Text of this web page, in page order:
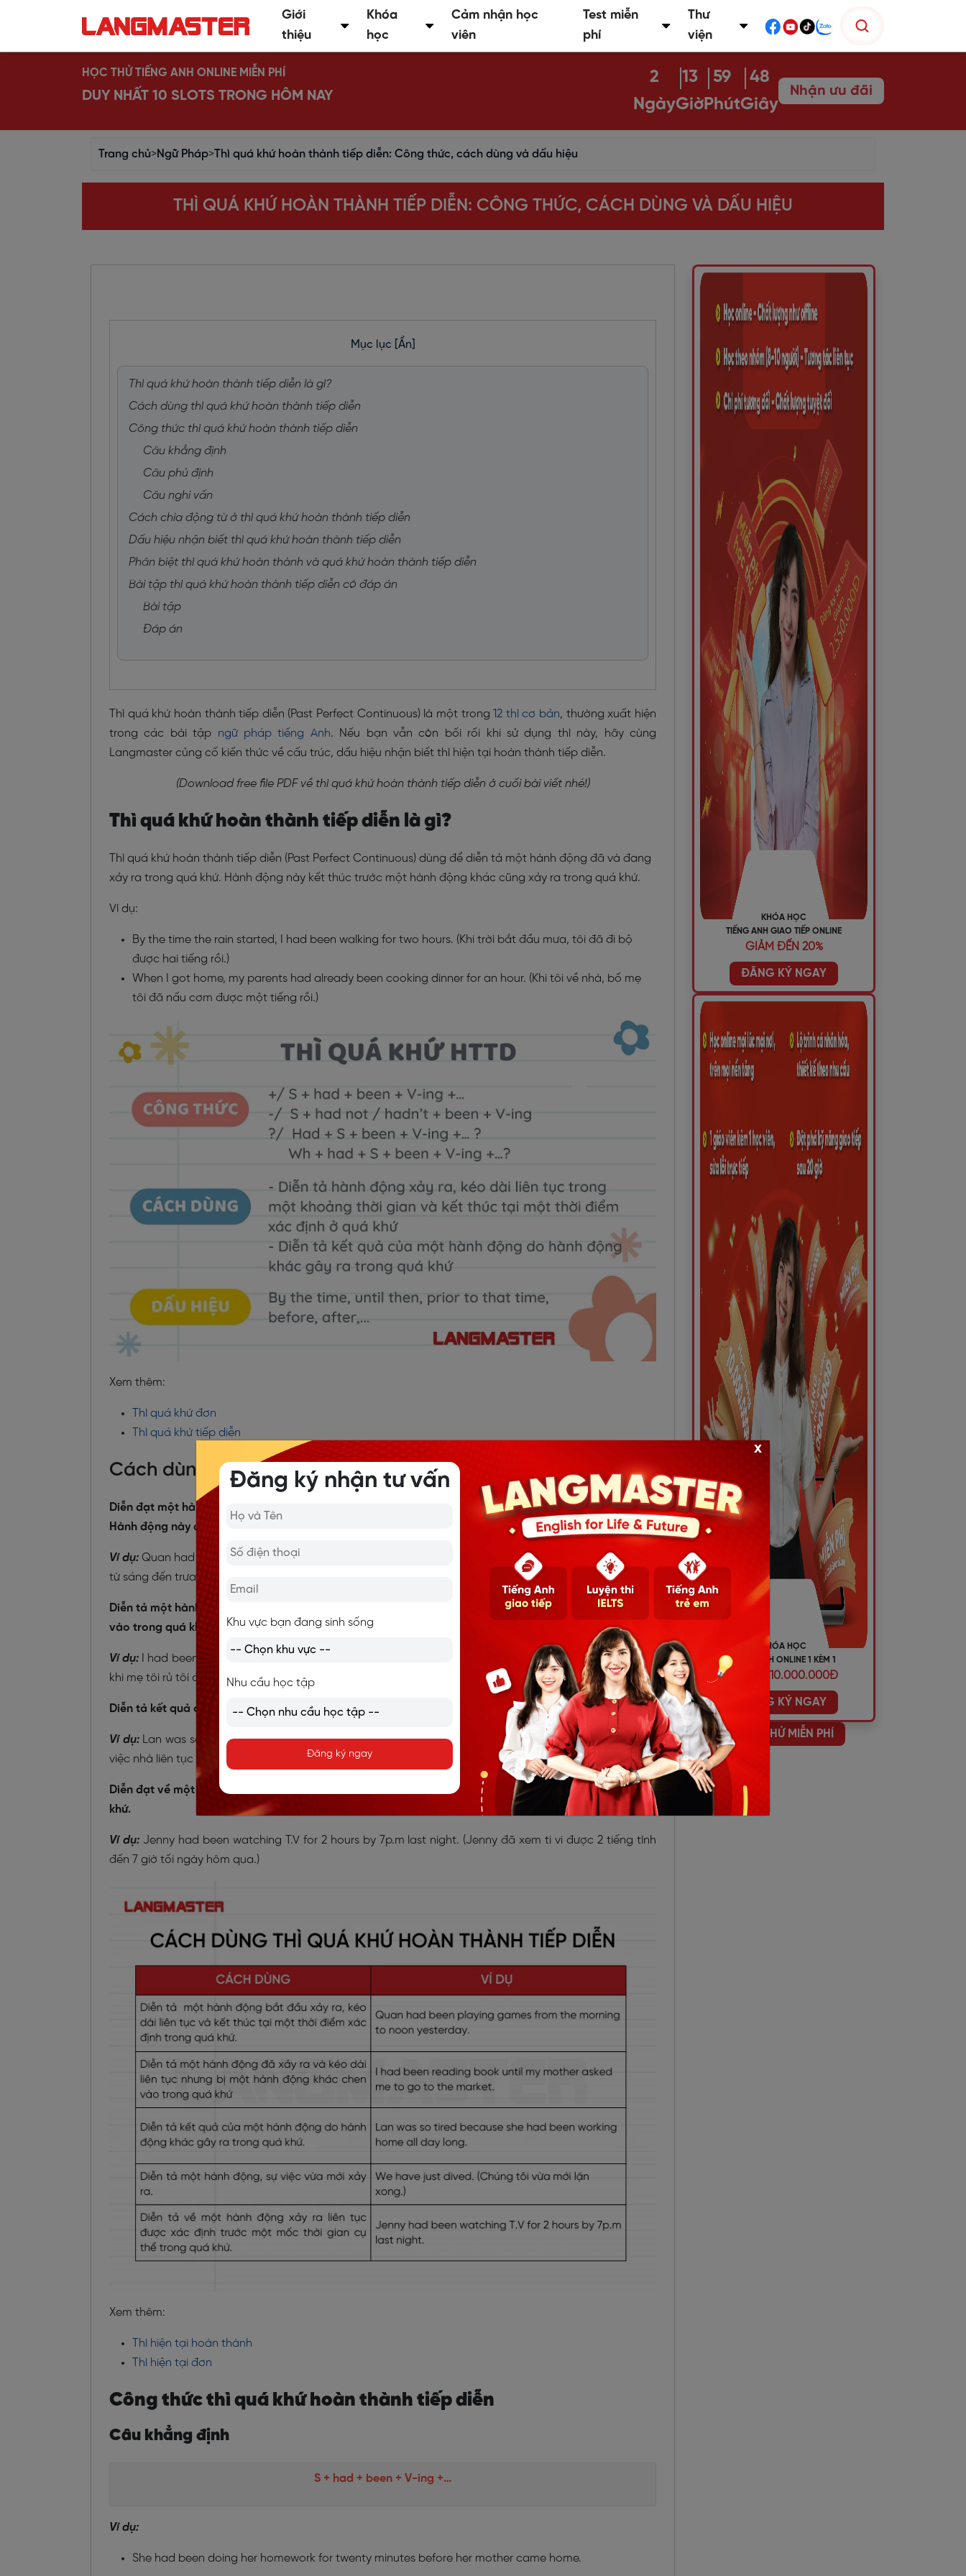
Giới
thiệu
Khóa
học
Cảm nhận học
viên
Test miễn
phí
Thư
viện
HỌC THỬ TIẾNG ANH ONLINE MIỄN PHÍ
DUY NHẤT 10 SLOTS TRONG HÔM NAY
2
Ngày
13
Giờ
59
Phút
47
Giây
Nhận ưu đãi
Trang chủ>Ngữ Pháp>Thì quá khứ hoàn thành tiếp diễn: Công thức, cách dùng và dấu hiệu
THÌ QUÁ KHỨ HOÀN THÀNH TIẾP DIỄN: CÔNG THỨC, CÁCH DÙNG VÀ DẤU HIỆU
Mục lục [Ẩn]
Thì quá khứ hoàn thành tiếp diễn là gì?
Cách dùng thì quá khứ hoàn thành tiếp diễn
Công thức thì quá khứ hoàn thành tiếp diễn
Câu khẳng định
Câu phủ định
Câu nghi vấn
Cách chia động từ ở thì quá khứ hoàn thành tiếp diễn
Dấu hiệu nhận biết thì quá khứ hoàn thành tiếp diễn
Phân biệt thì quá khứ hoàn thành và quá khứ hoàn thành tiếp diễn
Bài tập thì quá khứ hoàn thành tiếp diễn có đáp án
Bài tập
Đáp án
Thì quá khứ hoàn thành tiếp diễn (Past Perfect Continuous) là một trong12 thì cơ bản, thường xuất hiện
trong các bài tập ngữ pháp tiếng Anh. Nếu bạn vẫn còn bối rối khi sử dụng thì này, hãy cùng
Langmaster củng cố kiến thức về cấu trúc, dấu hiệu nhận biết thì hiện tại hoàn thành tiếp diễn.
(Download free file PDF về thì quá khứ hoàn thành tiếp diễn ở cuối bài viết nhé!)
Thì quá khứ hoàn thành tiếp diễn là gì?
Thì quá khứ hoàn thành tiếp diễn (Past Perfect Continuous) dùng để diễn tả một hành động đã và đang
xảy ra trong quá khứ. Hành động này kết thúc trước một hành động khác cũng xảy ra trong quá khứ.
Ví dụ:
By the time the rain started, I had been walking for two hours. (Khi trời bắt đầu mưa, tôi đã đi bộ
được hai tiếng rồi.)
When I got home, my parents had already been cooking dinner for an hour. (Khi tôi về nhà, bố mẹ
tôi đã nấu cơm được một tiếng rồi.)
Xem thêm:
Thì quá khứ đơn
Thì quá khứ tiếp diễn
Cách dùng thì quá khứ hoàn thành tiếp diễn
Diễn đạt một hành động bắt đầu xảy ra và kéo dài liên tục trong một khoảng thời gian ở quá khứ.
Hành động này đã kết thúc tại một thời điểm xác định trong quá khứ.
Ví dụ: Quan had been playing games from the morning to noon yesterday.
(Quân đã chơi điện tử liên tục
từ sáng đến trưa ngày hôm qua.)
Diễn tả một hành động đã xảy ra và kéo dài liên tục trong quá khứ nhưng bị một hành động khác chen
vào trong quá khứ.
Ví dụ: I had been reading book until my mother asked me to go to the market.
(Tôi đã đọc sách cho đến
khi mẹ tôi rủ tôi đi chợ.)
Diễn tả kết quả của một hành động do hành động khác gây ra trong quá khứ.
Ví dụ: Lan was so tired because she had been working home all day long.
(Lan rất mệt vì chị ấy đã làm
việc nhà liên tục cả ngày.)
Diễn đạt về một hành động xảy ra liên tục được xác định trước một mốc thời gian cụ thể trong quá
khứ.
Ví dụ:Jenny had been watching T.V for 2 hours by 7p.m last night. (Jenny đã xem ti vi được 2 tiếng tính
đến 7 giờ tối ngày hôm qua.)
Xem thêm:
Thì hiện tại hoàn thành
Thì hiện tại đơn
Công thức thì quá khứ hoàn thành tiếp diễn
Câu khẳng định
S + had + been + V-ing +…
Ví dụ:
She had been doing her homework for twenty minutes before her mother came home.
KHÓA HỌC
TIẾNG ANH GIAO TIẾP ONLINE
GIẢM ĐẾN 20%
ĐĂNG KÝ NGAY
KHÓA HỌC
TIẾNG ANH ONLINE 1 KÈM 1
ƯU ĐÃI 10.000.000Đ
ĐĂNG KÝ NGAY
HỌC THỬ MIỄN PHÍ
Đăng ký nhận tư vấn
Khu vực bạn đang sinh sống
Nhu cầu học tập
Đăng ký ngay
x